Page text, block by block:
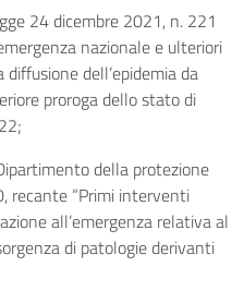
24 dicembre 2021, n. 221
nazionale e ulteriori
dell’epidemia da
proroga dello stato di
della protezione
recante “Primi interventi
all’emergenza relativa al
di patologie derivanti